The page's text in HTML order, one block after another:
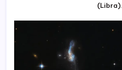
(Libra).